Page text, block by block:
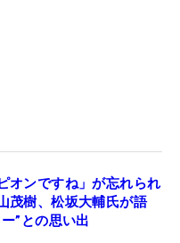
オンですね」が忘れられ
樹、松坂大輔氏が語
”との思い出